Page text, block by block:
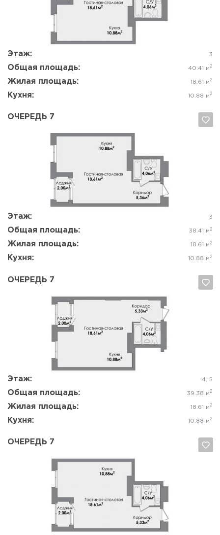
Этаж: 3
Общая площадь: 40.41 м 2
Жилая площадь: 18.61 м 2
Кухня: 10.88 м 2
Да, удалить Отмена
ОЧЕРЕДЬ 7
Этаж: 3
Общая площадь: 38.41 м 2
Жилая площадь: 18.61 м 2
Кухня: 10.88 м 2
ОЧЕРЕДЬ 7
Этаж: 4, 5
Общая площадь: 39.38 м 2
Жилая площадь: 18.61 м 2
Кухня: 10.88 м 2
Да, удалить Отмена
ОЧЕРЕДЬ 7